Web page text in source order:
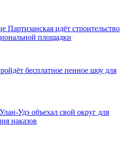
Партизанская идёт строительство
площадки
бесплатное пенное шоу для
Удэ объехал свой округ для
наказов